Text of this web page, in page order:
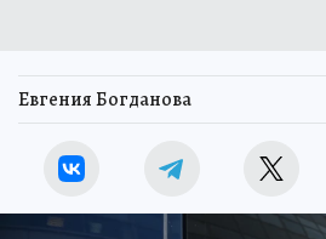
Евгения Богданова